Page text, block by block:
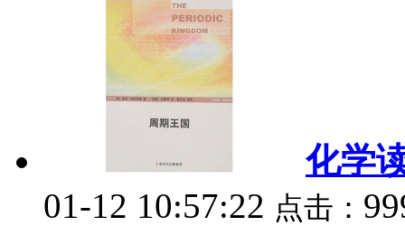
化学
01-12 10:57:22 点击：